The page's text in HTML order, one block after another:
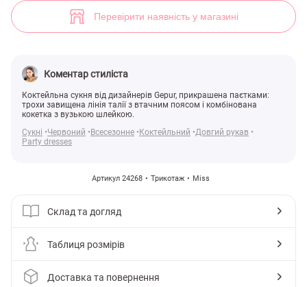
Перевірити наявність у магазині
Коментар стиліста
Коктейльна сукня від дизайнерів Gepur, прикрашена паєтками:
трохи завищена лінія талії з втачним поясом і комбінована
кокетка з вузькою шлейкою.
Сукні
Червоний Всесезонне Коктейльний Довгий рукав
Party dresses
Артикул 24268 Трикотаж Miss
Склад та догляд
Таблиця розмірів
Доставка та повернення
Комбіноване коктейльне плаття (арт. 24268) ♡ інтернет-магазин